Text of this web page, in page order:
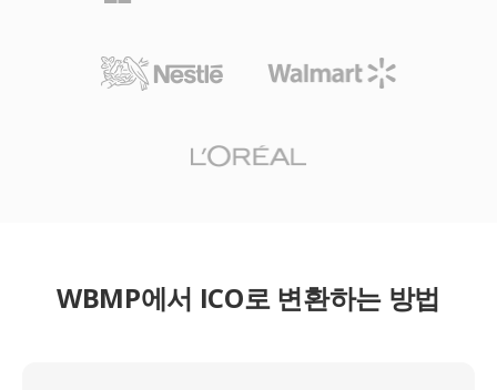
WBMP에서 ICO로 변환하는 방법